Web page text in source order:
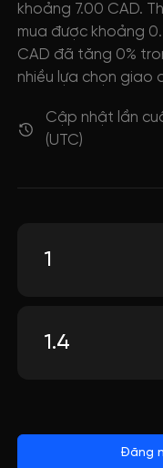
khoảng 7.00 CAD.
mua được khoảng
CAD đã tăng 0%
nhiều lựa chọn giao
Cập nhật lần
(UTC)
Đăng